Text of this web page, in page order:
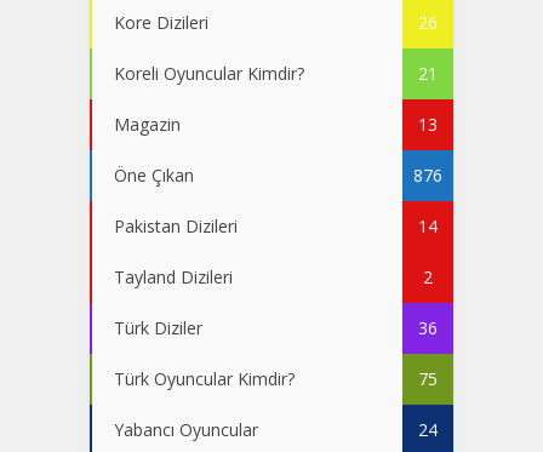
Kore Dizileri 26
Koreli Oyuncular Kimdir? 21
Magazin 13
Öne Çıkan 876
Pakistan Dizileri 14
Tayland Dizileri 2
Türk Diziler 36
Türk Oyuncular Kimdir? 75
Yabancı Oyuncular 24